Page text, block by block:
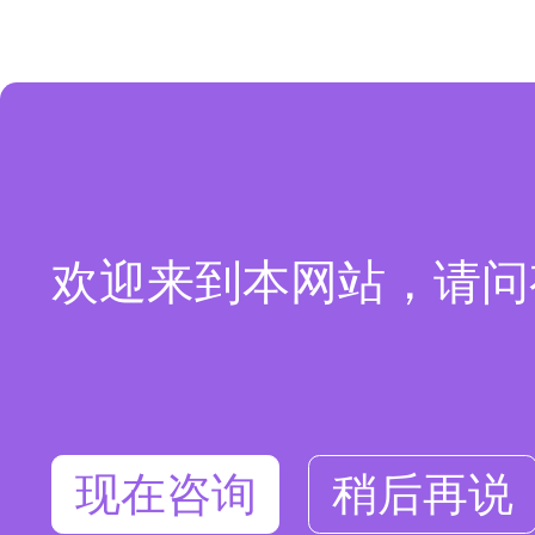
欢迎来到本网站，请
现在咨询 稍后再说